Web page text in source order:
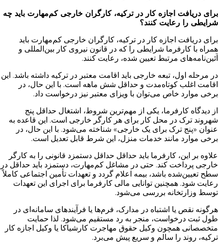
برای دریافت اجازه کار در ترکیه، کارگران خارجی کم‌مهارت باید چه
شرایطی را رعایت کنند؟
برای دریافت اجازه کار در ترکیه، کارگران خارجی کم‌مهارت باید
همراه با کارفرما شرایطی را که در قانون نیروی کار بین‌المللی و
آئین‌نامه‌های مرتبط تعیین شده، رعایت کنند.
در مرحله اول، تبعه خارجی باید اقامت معتبر در ترکیه داشته باشد. این
اقامت اغلب کوتاه‌مدت و حداقل شش ماهه است. با این حال، در
برخی موارد خاص می‌توان با ویزای معتبر نیز درخواست داد.
از دیدگاه کارفرما، یکی از مهم‌ترین شروط، اشتغال حداقل پنج
شهروند ترک در محل کار برای هر کارگر خارجی است. این قاعده به
عنوان «پنج ترک برای یک خارجی» شناخته می‌شود. با این حال، در
برخی موارد مانند خدمات منزل، این شرط قابل تعدیل است.
علاوه بر این، کارفرما باید حداقل حداقل دستمزد قانونی را به کارگر
خارجی پرداخت کند. حتی در مشاغل کم‌مهارت، دستمزد باید حداقل در
سطح تعیین‌شده باشد، بیمه اعلام گردد و تعهدات تأمین اجتماعی کاملاً
رعایت شود. همچنین توانایی مالی کارفرما برای اجرای این تعهدات
توسط وزارتخانه بررسی می‌شود.
هرگونه نقص یا اشتباه در مدارک، فرم‌ها یا فرآیندهای سامانه‌ای در
طول ثبت درخواست، منجر به رد مستقیم می‌شود. لذا حمایت
متخصصانی همچون وکیل حقوق مهاجرت کارشیاکا یا وکیل اجازه کار
ترکیه، روند را سالم و سریع پیش می‌برد.